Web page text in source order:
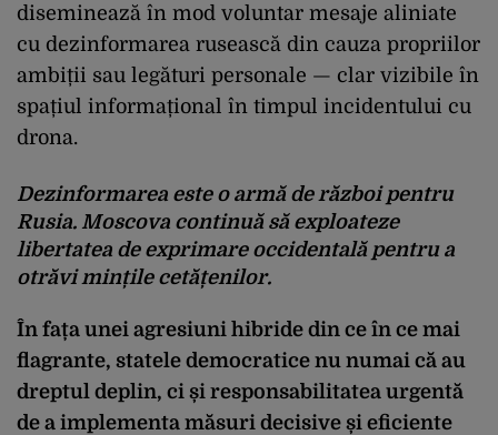
diseminează în mod voluntar mesaje aliniate
cu dezinformarea rusească din cauza propriilor
ambiții sau legături personale — clar vizibile în
spațiul informațional în timpul incidentului cu
drona.
Dezinformarea este o armă de război pentru
Rusia. Moscova continuă să exploateze
libertatea de exprimare occidentală pentru a
otrăvi mințile cetățenilor.
În fața unei agresiuni hibride din ce în ce mai
flagrante, statele democratice nu numai că au
dreptul deplin, ci și responsabilitatea urgentă
de a implementa măsuri decisive și eficiente